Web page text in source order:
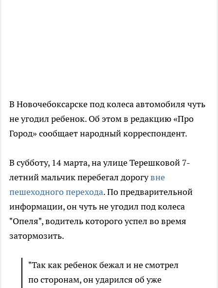
В Новочебоксарске под колеса автомобиля чуть
не угодил ребенок. Об этом в редакцию «Про
Город» сообщает народный корреспондент.
В субботу, 14 марта, на улице Терешковой 7-
летний мальчик перебегал дорогувне
пешеходного перехода. По предварительной
информации, он чуть не угодил под колеса
"Опеля", водитель которого успел во время
затормозить.
"Так как ребенок бежал и не смотрел
по сторонам, он ударился об уже